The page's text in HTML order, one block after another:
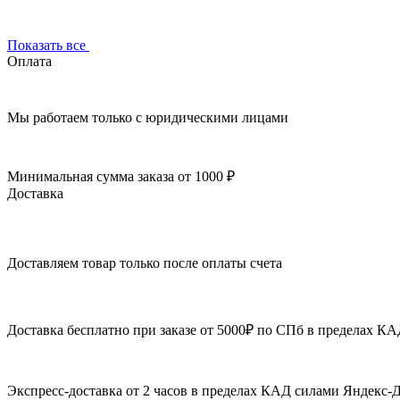
Показать все
Оплата
Мы работаем только с юридическими лицами
Минимальная сумма заказа от 1000 ₽
Доставка
Доставляем товар только после оплаты счета
Доставка бесплатно при заказе от 5000₽ по СПб в пределах
Экспресс-доставка от 2 часов в пределах КАД силами Яндекс-